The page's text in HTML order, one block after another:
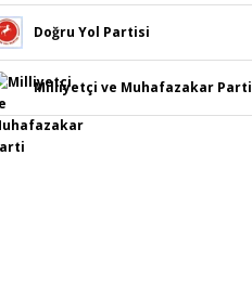
Doğru Yol Partisi
Milliyetçi ve Muhafazakar Parti